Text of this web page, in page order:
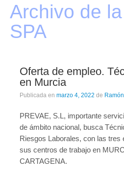
¿Que es el Consejo?
Estatutos
Junta directiva del CGPSST
Asamblea general CGPSST
Publicaciones
Publicaciones del CGPSST
Jurisprudencia
Archivo de
SPA
Oferta de empleo.
en Murcia
Publicada en marzo 4, 2022 de
PREVAE, S.L, importante
de ámbito nacional, busca
Riesgos Laborales, con las
sus centros de trabajo en
CARTAGENA.